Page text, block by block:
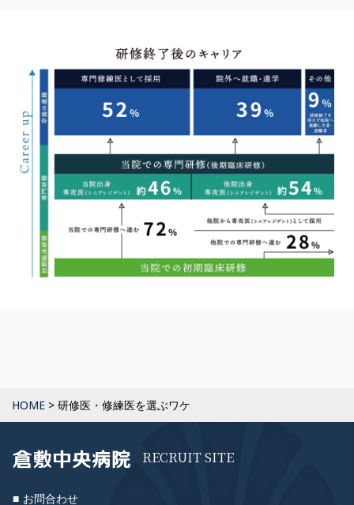
HOME > 研修医・修練医を選ぶワケ
RECRUIT SITE
お問合わせ